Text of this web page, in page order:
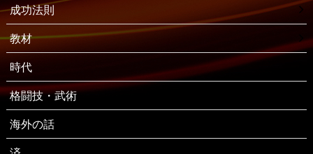
成功法則
教材
時代
格闘技・武術
海外の話